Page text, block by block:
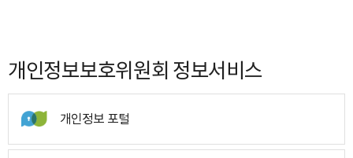
개인정보보호위원회 정보서비스
개인정보 포털